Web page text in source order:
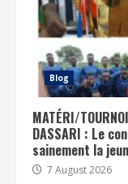
Blog
MATÉRI/
DASSARI : Le
sainement la
7 August 2026